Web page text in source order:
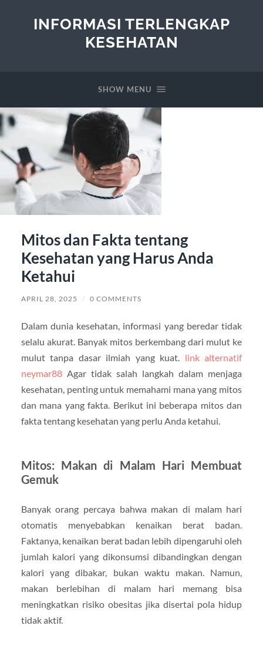
INFORMASI TERLENGKAP
KESEHATAN
SHOW MENU
Mitos dan Fakta tentang
Kesehatan yang Harus Anda
Ketahui
APRIL 28, 2025 / 0 COMMENTS
Dalam dunia kesehatan, informasi yang beredar tidak
selalu akurat. Banyak mitos berkembang dari mulut ke
mulut tanpa dasar ilmiah yang kuat. link alternatif
neymar88Agar tidak salah langkah dalam menjaga
kesehatan, penting untuk memahami mana yang mitos
dan mana yang fakta. Berikut ini beberapa mitos dan
fakta tentang kesehatan yang perlu Anda ketahui.
Mitos: Makan di Malam Hari Membuat
Gemuk
Banyak orang percaya bahwa makan di malam hari
otomatis menyebabkan kenaikan berat badan.
Faktanya, kenaikan berat badan lebih dipengaruhi oleh
jumlah kalori yang dikonsumsi dibandingkan dengan
kalori yang dibakar, bukan waktu makan. Namun,
makan berlebihan di malam hari memang bisa
meningkatkan risiko obesitas jika disertai pola hidup
tidak aktif.